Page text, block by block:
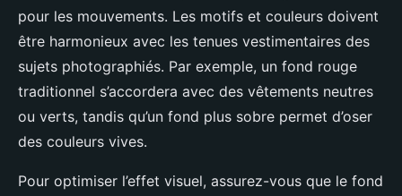
pour les mouvements. Les motifs et couleurs doivent
être harmonieux avec les tenues vestimentaires des
sujets photographiés. Par exemple, un fond rouge
traditionnel s’accordera avec des vêtements neutres
ou verts, tandis qu’un fond plus sobre permet d’oser
des couleurs vives.
Pour optimiser l’effet visuel, assurez-vous que le fond